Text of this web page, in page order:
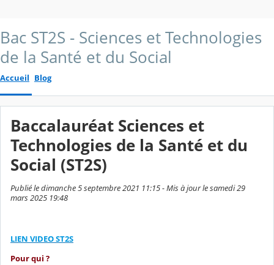
Bac ST2S - Sciences et Technologies
de la Santé et du Social
Accueil Blog
Baccalauréat Sciences et
Technologies de la Santé et du
Social (ST2S)
Publié le dimanche 5 septembre 2021 11:15 - Mis à jour le samedi 29
mars 2025 19:48
LIEN VIDEO ST2S
Pour qui ?